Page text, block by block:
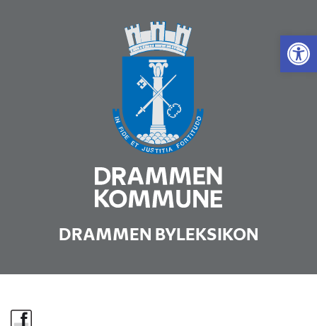
Vis
DRAMMEN BYLEKSIKON